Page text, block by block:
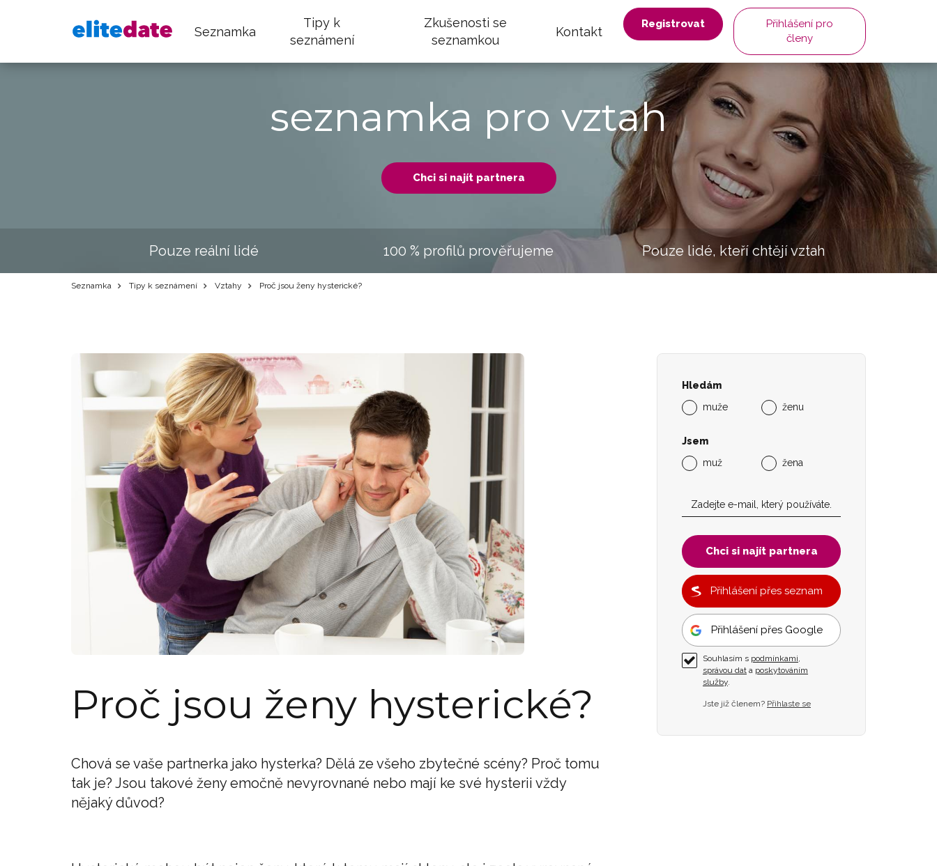
Seznamka
Tipy k
seznámení
Zkušenosti se
seznamkou
Kontakt
Registrovat
Přihlášení pro
členy
seznamka pro vztah
Chci si najít partnera
Pouze reální lidé 100 % profilů prověřujeme Pouze lidé, kteří chtějí vztah
Seznamka Tipy k seznámení Vztahy Proč jsou ženy hysterické?
Proč jsou ženy hysterické?
Chová se vaše partnerka jako hysterka? Dělá ze všeho zbytečné scény? Proč tomu
tak je? Jsou takové ženy emočně nevyrovnané nebo mají ke své hysterii vždy
nějaký důvod?
Hledám
muže
ženu
Jsem
muž
žena
Chci si najít partnera
Přihlášení přes seznam
Přihlášení přes Google
Souhlasím s podmínkami,
správou dat a poskytováním
služby.
Jste již členem? Přihlaste se